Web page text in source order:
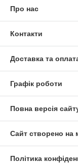
Про нас
Контакти
Доставка та
Графік роботи
Повна версія
Сайт створено на
Політика